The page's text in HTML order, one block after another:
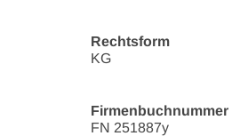
Rechtsform
KG
Firmenbuchnummer
FN 251887y